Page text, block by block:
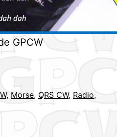
GPCW
, Morse, QRS CW, Radio,